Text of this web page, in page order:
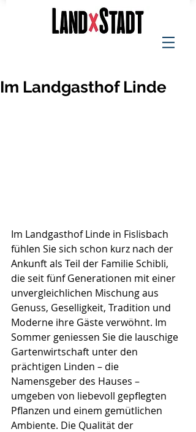
Im Landgasthof Linde
Im Landgasthof Linde in Fislisbach
fühlen Sie sich schon kurz nach der
Ankunft als Teil der Familie Schibli,
die seit fünf Generationen mit einer
unvergleichlichen Mischung aus
Genuss, Geselligkeit, Tradition und
Moderne ihre Gäste verwöhnt. Im
Sommer geniessen Sie die lauschige
Gartenwirtschaft unter den
prächtigen Linden – die
Namensgeber des Hauses –
umgeben von liebevoll gepflegten
Pflanzen und einem gemütlichen
Ambiente. Die Qualität der